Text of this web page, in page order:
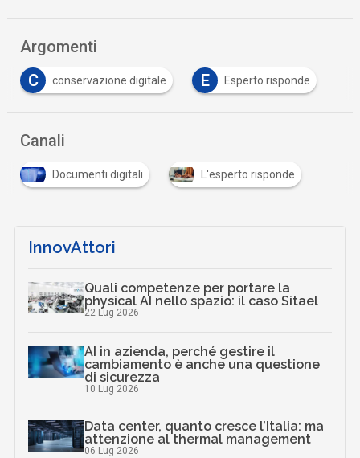
Argomenti
C
conservazione digitale E Esperto risponde
Canali
Documenti digitali L'esperto risponde
InnovAttori
Quali competenze per portare la
physical AI nello spazio: il caso Sitael
22 Lug 2026
AI in azienda, perché gestire il
cambiamento è anche una questione
di sicurezza
10 Lug 2026
Data center, quanto cresce l’Italia: ma
attenzione al thermal management
06 Lug 2026